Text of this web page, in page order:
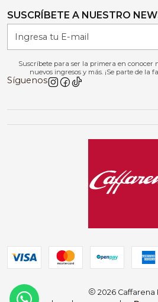
SUSCRÍBETE A NUESTRO
Suscríbete para ser la primera en conocer
nuevos ingresos y más. ¡Se parte de la
Síguenos
2026 Caffarena